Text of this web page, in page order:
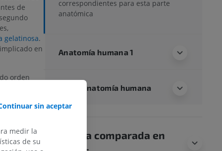
de
gelatinosa.
en
orden
como el
correspondientes para esta parte
anatómica
Anatomía humana 1
Neuroanatomía humana
Anatomía comparada en
sin aceptar
medir la
de su